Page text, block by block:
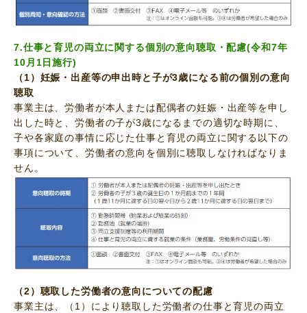
7.仕事と育児の両立に関する個別の意向聴取・配慮(令和7年
10月1日施行)
（1）妊娠・出産等の申出時と子が3歳になる前の個別の意向
聴取
事業主は、労働者が本人または配偶者の妊娠・出産等を申し
出した時と、労働者の子が3歳になるまでの適切な時期に、
子や各家庭の事情に応じた仕事と育児の両立に関する以下の
事項について、労働者の意向を個別に聴取しなければなりま
せん。
（2）聴取した労働者の意向についての配慮
事業主は、（1）により聴取した労働者の仕事と育児の両立